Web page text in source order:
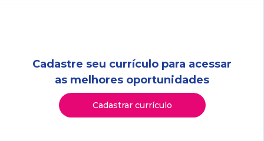
Cadastre seu currículo para acessar
as melhores oportunidades
Cadastrar currículo